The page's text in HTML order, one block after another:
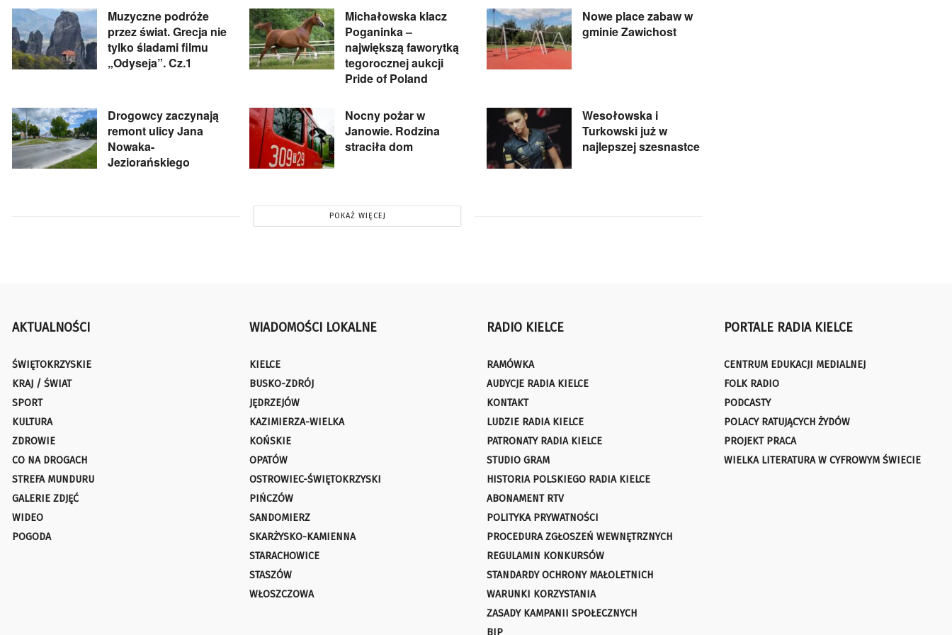
Muzyczne podróże
przez świat. Grecja nie
tylko śladami filmu
„Odyseja”. Cz.1
Michałowska klacz
Poganinka –
największą faworytką
tegorocznej aukcji
Pride of Poland
Nowe place zabaw w
gminie Zawichost
Drogowcy zaczynają
remont ulicy Jana
Nowaka-
Jeziorańskiego
Nocny pożar w
Janowie. Rodzina
straciła dom
Wesołowska i
Turkowski już w
najlepszej szesnastce
POKAŻ WIĘCEJ
AKTUALNOŚCI
ŚWIĘTOKRZYSKIE
KRAJ / ŚWIAT
SPORT
KULTURA
ZDROWIE
CO NA DROGACH
STREFA MUNDURU
GALERIE ZDJĘĆ
WIDEO
POGODA
WIADOMOŚCI LOKALNE
KIELCE
BUSKO-ZDRÓJ
JĘDRZEJÓW
KAZIMIERZA-WIELKA
KOŃSKIE
OPATÓW
OSTROWIEC-ŚWIĘTOKRZYSKI
PIŃCZÓW
SANDOMIERZ
SKARŻYSKO-KAMIENNA
STARACHOWICE
STASZÓW
WŁOSZCZOWA
RADIO KIELCE
RAMÓWKA
AUDYCJE RADIA KIELCE
KONTAKT
LUDZIE RADIA KIELCE
PATRONATY RADIA KIELCE
STUDIO GRAM
HISTORIA POLSKIEGO RADIA KIELCE
ABONAMENT RTV
POLITYKA PRYWATNOŚCI
PROCEDURA ZGŁOSZEŃ WEWNĘTRZNYCH
REGULAMIN KONKURSÓW
STANDARDY OCHRONY MAŁOLETNICH
WARUNKI KORZYSTANIA
ZASADY KAMPANII SPOŁECZNYCH
PORTALE RADIA KIELCE
CENTRUM EDUKACJI MEDIALNEJ
FOLK RADIO
PODCASTY
POLACY RATUJĄCYCH ŻYDÓW
PROJEKT PRACA
WIELKA LITERATURA W CYFROWYM ŚWIECIE